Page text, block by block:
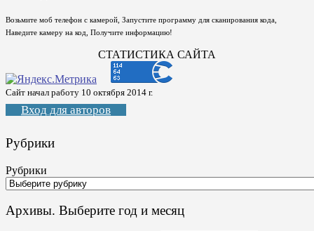
Возьмите моб телефон с камерой, Запустите программу для сканирования кода,
Наведите камеру на код, Получите информацию!
СТАТИСТИКА САЙТА
Сайт начал работу 10 октября 2014 г.
Вход для авторов
Рубрики
Рубрики
Архивы. Выберите год и месяц